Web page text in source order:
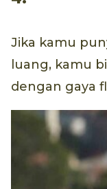
Jika kamu
luang, kamu
dengan gaya